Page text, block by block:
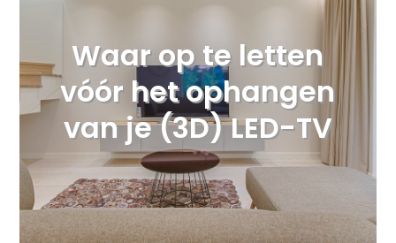
Waar op te letten
vóór het ophangen
van je (3D) LED-TV